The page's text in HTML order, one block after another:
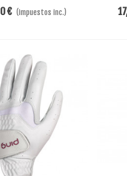
NEGRO
€ (impuestos inc.)